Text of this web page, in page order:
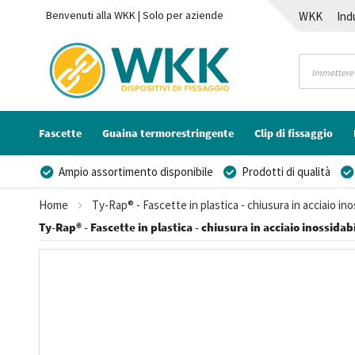
Benvenuti alla WKK | Solo per aziende WKK
Fascette Guaina termorestringente Clip di fissaggio
Ampio assortimento disponibile Prodotti di qualità
Possibilità di realizzare un marchio privato
Home
Ty-Rap® - Fascette in plastica - chiusura in acciaio
Ty-Rap® - Fascette in plastica - chiusura in acciaio